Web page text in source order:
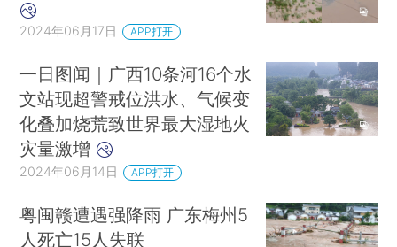
2024年06月17日 APP打开
一日图闻｜广西10条河16个水
文站现超警戒位洪水、气候变
化叠加烧荒致世界最大湿地火
灾量激增
2024年06月14日 APP打开
粤闽赣遭遇强降雨 广东梅州5
人死亡15人失联